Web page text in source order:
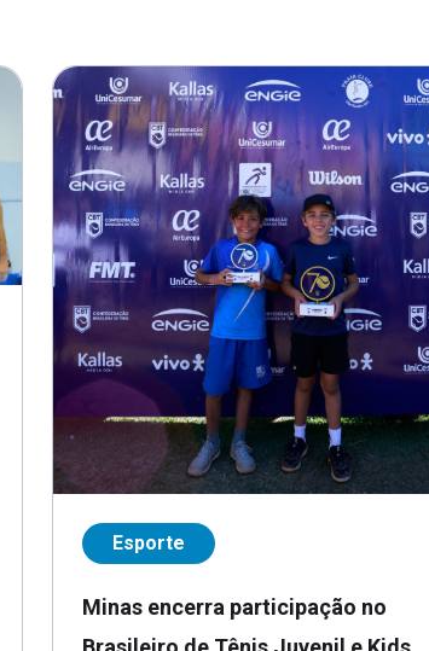
Esporte
Minas encerra participação no
Brasileiro de Tênis Juvenil e Kids